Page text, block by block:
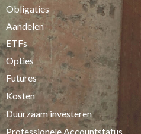
Obligaties
Aandelen
ETFs
Opties
Futures
Kosten
Duurzaam investeren
Professionele Accountstatus